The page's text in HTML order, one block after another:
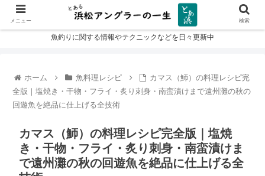
魚釣りに関する情報やテクニックなどを日々更新中
ホーム 魚料理レシピ
カマス（魳）の料理レシピ完
全版｜塩焼き・干物・フライ・炙り刺身・南蛮漬けまで遠州灘の秋の
回遊魚を絶品に仕上げる全技術
カマス（魳）の料理レシピ完全版｜塩焼
き・干物・フライ・炙り刺身・南蛮漬けま
で遠州灘の秋の回遊魚を絶品に仕上げる全
メニュー 検索